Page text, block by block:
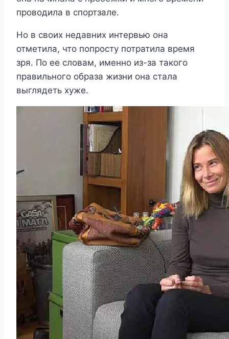
проводила в спортзале.
Но в своих недавних интервью она
отметила, что попросту потратила время
зря. По ее словам, именно из-за такого
правильного образа жизни она стала
выглядеть хуже.